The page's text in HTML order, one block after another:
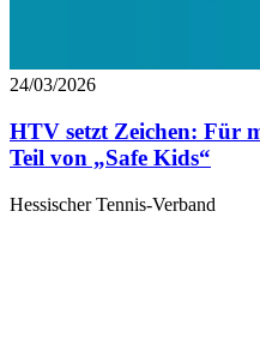
24/03/2026
HTV setzt Zeichen: Für
Teil von „Safe Kids“
Hessischer Tennis-Verband